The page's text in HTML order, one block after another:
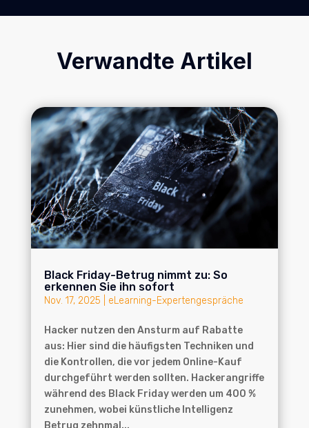
Verwandte Artikel
Black Friday-Betrug nimmt zu: So
erkennen Sie ihn sofort
Nov. 17, 2025 eLearning-Expertengespräche
Hacker nutzen den Ansturm auf Rabatte
aus: Hier sind die häufigsten Techniken und
die Kontrollen, die vor jedem Online-Kauf
durchgeführt werden sollten. Hackerangriffe
während des Black Friday werden um 400 %
zunehmen, wobei künstliche Intelligenz